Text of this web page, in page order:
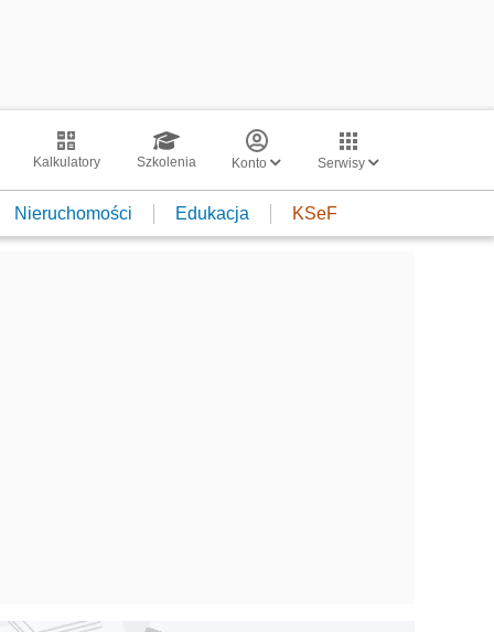
Kalkulatory Szkolenia Konto Serwisy
Nieruchomości Edukacja KSeF